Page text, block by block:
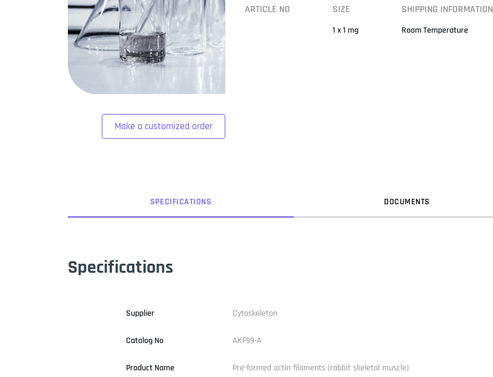
Make a customized order
ARTICLE NO SIZE
1 x 1 mg
SHIPPING INFORMATION
Room Temperature
SPECIFICATIONS DOCUMENTS
Specifications
Supplier Cytoskeleton
Catalog No AKF99-A
Product Name Pre-formed actin filaments (rabbit skeletal muscle)